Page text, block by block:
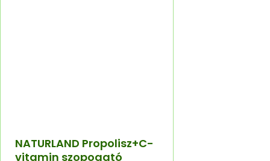
NATURLAND Propolisz+C-
vitamin szopogató